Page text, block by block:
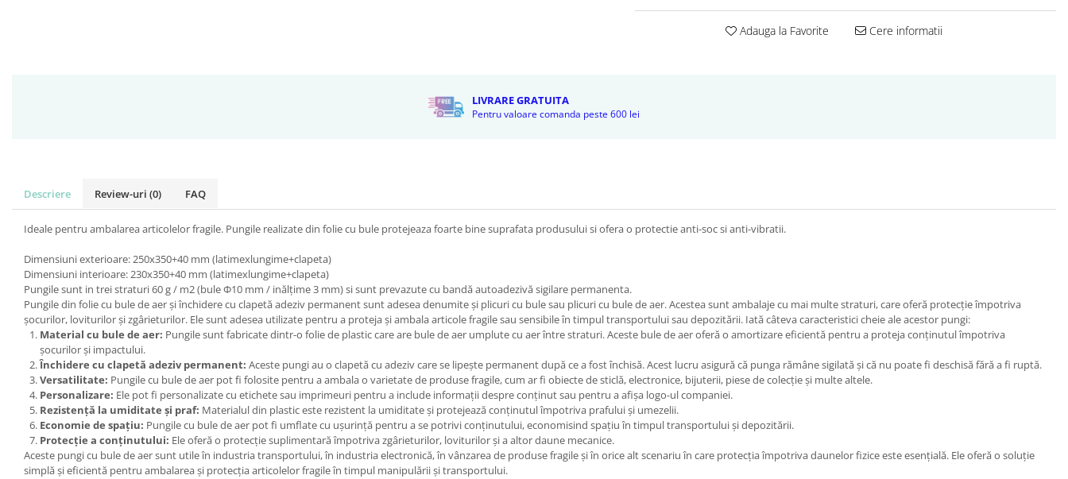
Adauga la Favorite Cere informatii
LIVRARE GRATUITA
Pentru valoare comanda peste 600 lei
Descriere Review-uri (0) FAQ
Ideale pentru ambalarea articolelor fragile. Pungile realizate din folie cu bule protejeaza foarte bine suprafata produsului si ofera o protectie anti-soc si anti-vibratii.
Dimensiuni exterioare: 250x350+40 mm (latimexlungime+clapeta)
Dimensiuni interioare: 230x350+40 mm (latimexlungime+clapeta)
Pungile sunt in trei straturi 60 g / m2 (bule Ф10 mm / inălțime 3 mm) si sunt prevazute cu bandă autoadezivă sigilare permanenta.
Pungile din folie cu bule de aer și închidere cu clapetă adeziv permanent sunt adesea denumite și plicuri cu bule sau plicuri cu bule de aer. Acestea sunt ambalaje cu mai multe straturi, care oferă protecție împotriva
șocurilor, loviturilor și zgârieturilor. Ele sunt adesea utilizate pentru a proteja și ambala articole fragile sau sensibile în timpul transportului sau depozitării. Iată câteva caracteristici cheie ale acestor pungi:
Material cu bule de aer: Pungile sunt fabricate dintr-o folie de plastic care are bule de aer umplute cu aer între straturi. Aceste bule de aer oferă o amortizare eficientă pentru a proteja conținutul împotriva
șocurilor și impactului.
Închidere cu clapetă adeziv permanent: Aceste pungi au o clapetă cu adeziv care se lipește permanent după ce a fost închisă. Acest lucru asigură că punga rămâne sigilată și că nu poate fi deschisă fără a fi ruptă.
Versatilitate: Pungile cu bule de aer pot fi folosite pentru a ambala o varietate de produse fragile, cum ar fi obiecte de sticlă, electronice, bijuterii, piese de colecție și multe altele.
Personalizare: Ele pot fi personalizate cu etichete sau imprimeuri pentru a include informații despre conținut sau pentru a afișa logo-ul companiei.
Rezistență la umiditate și praf: Materialul din plastic este rezistent la umiditate și protejează conținutul împotriva prafului și umezelii.
Economie de spațiu: Pungile cu bule de aer pot fi umflate cu ușurință pentru a se potrivi conținutului, economisind spațiu în timpul transportului și depozitării.
Protecție a conținutului: Ele oferă o protecție suplimentară împotriva zgârieturilor, loviturilor și a altor daune mecanice.
Aceste pungi cu bule de aer sunt utile în industria transportului, în industria electronică, în vânzarea de produse fragile și în orice alt scenariu în care protecția împotriva daunelor fizice este esențială. Ele oferă o soluție
simplă și eficientă pentru ambalarea și protecția articolelor fragile în timpul manipulării și transportului.